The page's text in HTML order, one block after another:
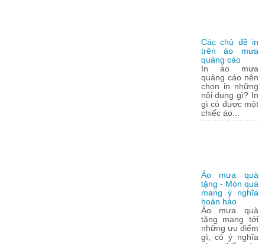
Các chủ đề in
trên áo mưa
quảng cáo
In áo mưa
quảng cáo nên
chọn in những
nội dung gì? In
gì có được một
chiếc áo...
Áo mưa quà
tặng - Món quà
mang ý nghĩa
hoàn hảo
Áo mưa quà
tặng mang tới
những ưu điểm
gì, có ý nghĩa